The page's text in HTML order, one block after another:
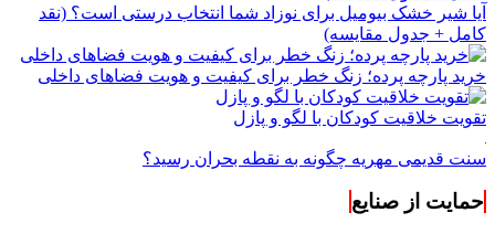
آیا شیر خشک بیومیل برای نوزاد شما انتخاب درستی است؟ (نقد
کامل + جدول مقایسه)
خرید پارچه پرده؛ زنگ خطر برای کیفیت و هویت فضاهای داخلی
تقویت خلاقیت کودکان با لگو و پازل
سنت قدیمی مهریه چگونه به نقطه بحران رسید؟
حمایت از صنایع